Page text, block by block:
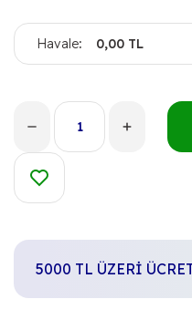
Havale 0,00 TL
5000 TL ÜZERİ